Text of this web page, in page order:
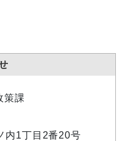
策課
内1丁目2番20号